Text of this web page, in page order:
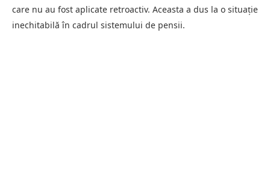
care nu au fost aplicate retroactiv. Aceasta a dus la o situație
inechitabilă în cadrul sistemului de pensii.